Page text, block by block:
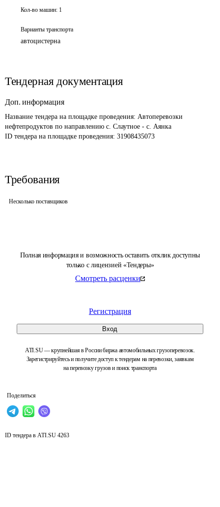
Полная информация и возможность оставить отклик доступны
только с лицензией «Тендеры»
Смотреть расценки
Регистрация
Вход
ATI.SU — крупнейшая в России биржа автомобильных грузоперевозок.
Зарегистрируйтесь и получите доступ к тендерам на перевозки, заявкам
на перевозку грузов и поиск транспорта
Поделиться
Кол-во машин: 1
Варианты транспорта
автоцистерна
Тендерная документация
Доп. информация
Название тендера на площадке проведения: Автоперевозки
нефтепродуктов по направлению с. Слаутное - с. Аянка
ID тендера на площадке проведения: 31908435073
Требования
Несколько поставщиков
ID тендера в ATI.SU 4263